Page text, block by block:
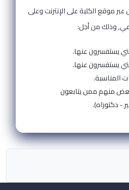
عبر موقع الكلية على الإنترنت وعلى
وذلك من أجل:
يستفسرون عنها.
يستفسرون عنها.
المناسبة.
منهم ممن يتابعون
- دكتوراه).